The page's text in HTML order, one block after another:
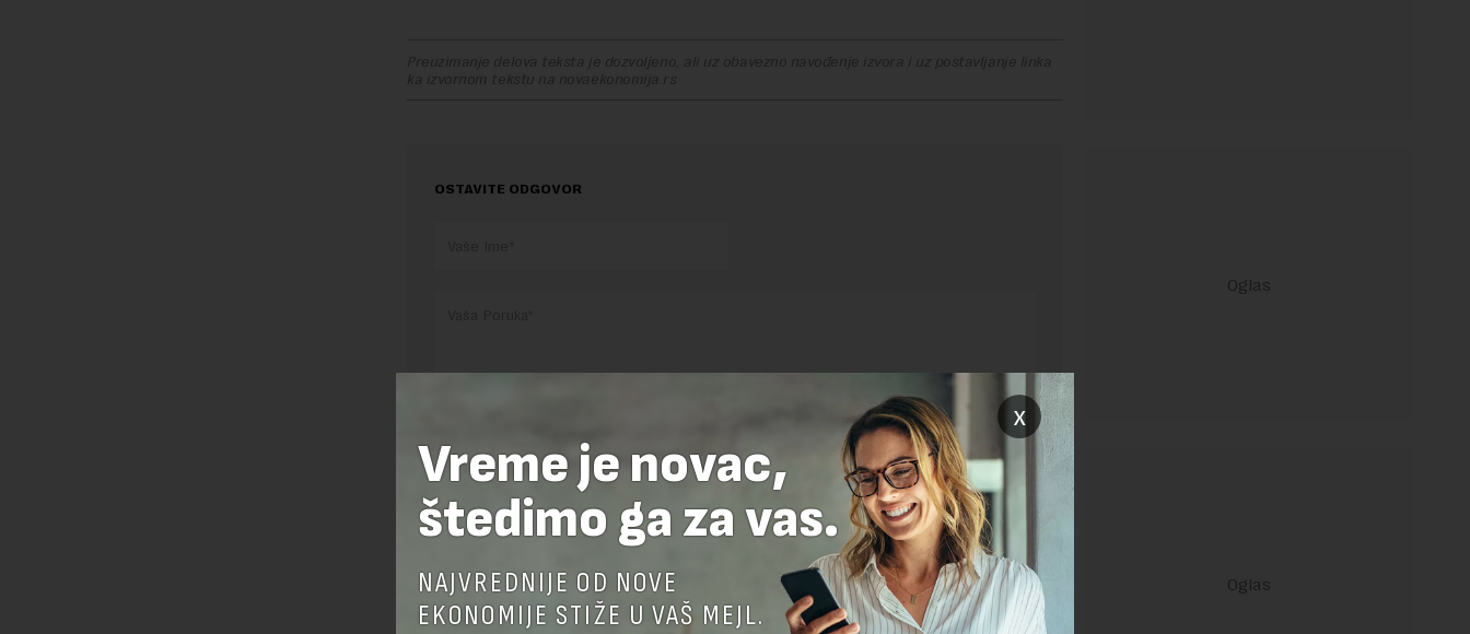
Preuzimanje delova teksta je dozvoljeno, ali uz obavezno navođenje izvora i uz postavljanje linka
ka izvornom tekstu na novaekonomija.rs
OSTAVITE ODGOVOR
Pre slanja komentara, molimo vas da se upoznate sa
pravilima komentarisanja i pravilima
korišćenja sajta.
Sajt je zaštićen pomocu reCaptcha i Google. Google Politika PrivatnostiiGoogle Uslovi
Korišćenjasu primenjeni.
x
Vreme je novac,
štedimo ga za vas.
NAJVREDNIJE OD NOVE
EKONOMIJE STIŽE U VAŠ MEJL.